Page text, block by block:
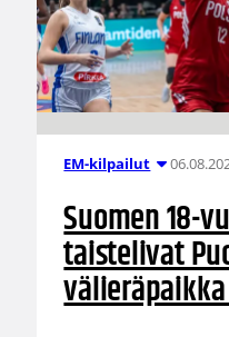
EM-kilpailut
Suomen 18-
taistelivat